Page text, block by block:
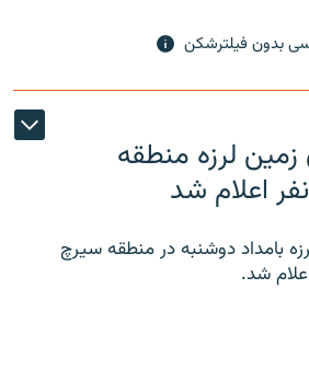
بدون فیلترشکن
لرزه منطقه
بامداد دوشنبه در منطقه سیرچ